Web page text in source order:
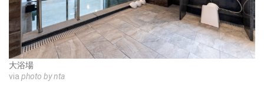
大浴場
via photo by nta